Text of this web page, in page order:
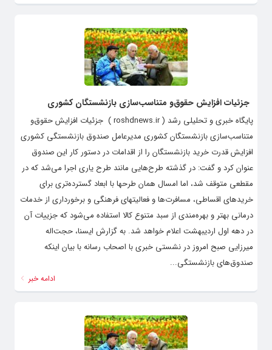
جزئیات افزایش حقوق‌و متناسب‌سازی بازنشستگان کشوری
پایگاه خبری و تحلیلی رشد ( roshdnews.ir ) جزئیات افزایش حقوق‌و
متناسب‌سازی بازنشستگان کشوری مدیرعامل صندوق بازنشستگی کشوری
افزایش قدرت خرید بازنشستگان را از اقدامات در دستور کار این صندوق
عنوان کرد و گفت: در گذشته طرح‌هایی مانند طرح یاری اجرا می‌شد که در
مقطعی متوقف شد، اما امسال همان طرحها با ابعاد گسترده‌تری برای
خریدهای اقساطی، مسافرت‌ها و فعالیتهای فرهنگی و برخورداری از خدمات
درمانی بهتر و بهره‌مندی از سبد متنوع کالا استفاده می‌شود که جزییات آن
در دهه اول اردیبهشت اعلام خواهد شد. به گزارش ایسنا، حجت‌اله
میرزایی صبح امروز در نشستی خبری با اصحاب رسانه با بیان اینکه
صندوق‌های بازنشستگی...
ادامه خبر